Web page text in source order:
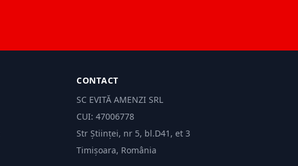
CONTACT
SC EVITĂ AMENZI SRL
CUI: 47006778
Str Științei, nr 5, bl.D41, et 3
Timișoara, România